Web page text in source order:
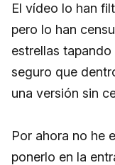
El vídeo lo han
pero lo han
estrellas
seguro que
una versión sin
Por ahora no he
ponerlo en la